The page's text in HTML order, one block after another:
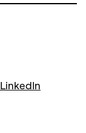
LinkedIn